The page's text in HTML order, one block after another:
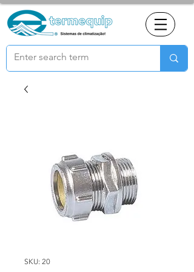
SKU: 20